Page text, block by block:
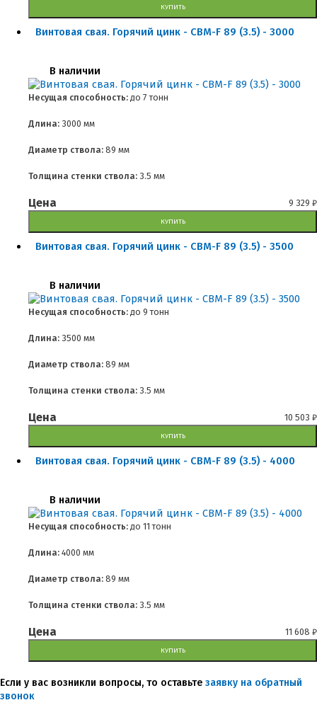
КУПИТЬ
Винтовая свая. Горячий цинк - СВМ-F 89 (3.5) - 3000
В наличии
Несущая способность: до 7 тонн
Длина: 3000 мм
Диаметр ствола: 89 мм
Толщина стенки ствола: 3.5 мм
Цена 9 329 ₽
КУПИТЬ
Винтовая свая. Горячий цинк - СВМ-F 89 (3.5) - 3500
В наличии
Несущая способность: до 9 тонн
Длина: 3500 мм
Диаметр ствола: 89 мм
Толщина стенки ствола: 3.5 мм
Цена 10 503 ₽
КУПИТЬ
Винтовая свая. Горячий цинк - СВМ-F 89 (3.5) - 4000
В наличии
Несущая способность: до 11 тонн
Длина: 4000 мм
Диаметр ствола: 89 мм
Толщина стенки ствола: 3.5 мм
Цена 11 608 ₽
КУПИТЬ
Если у вас возникли вопросы, то оставьте заявку на обратный
звонок